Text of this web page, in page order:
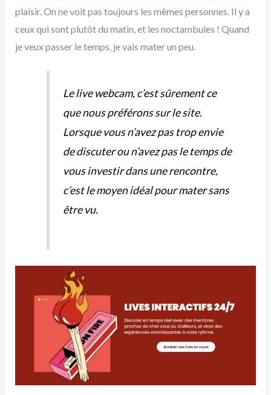
plaisir. On ne voit pas toujours les mêmes personnes. Il y a
ceux qui sont plutôt du matin, et les noctambules ! Quand
je veux passer le temps, je vais mater un peu.
Le live webcam, c’est sûrement ce
que nous préférons sur le site.
Lorsque vous n’avez pas trop envie
de discuter ou n’avez pas le temps de
vous investir dans une rencontre,
c’est le moyen idéal pour mater sans
être vu.